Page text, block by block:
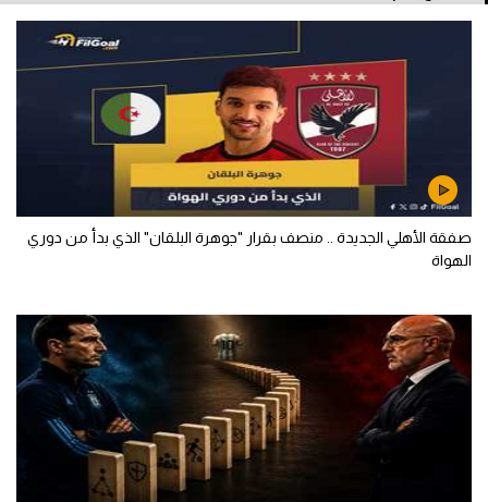
صفقة الأهلي الجديدة .. منصف بقرار "جوهرة البلقان" الذي بدأ من دوري
الهواة